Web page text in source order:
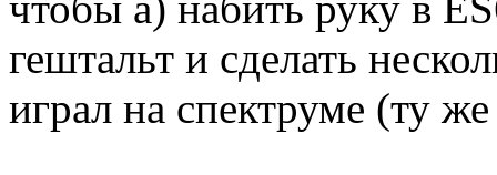
гештальт и сделать
играл на спектруме (ту